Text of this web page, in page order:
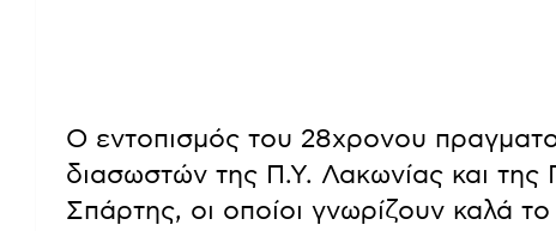
Ο εντοπισμός του 28χρονου
διασωστών της Π.Υ. Λακωνίας και της
Σπάρτης, οι οποίοι γνωρίζουν καλά